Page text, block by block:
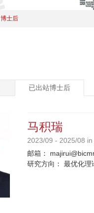
博士后
已出站博士后
马积瑞
2023/09 - 2025/08 in
邮箱：
研究方向：
最优化理